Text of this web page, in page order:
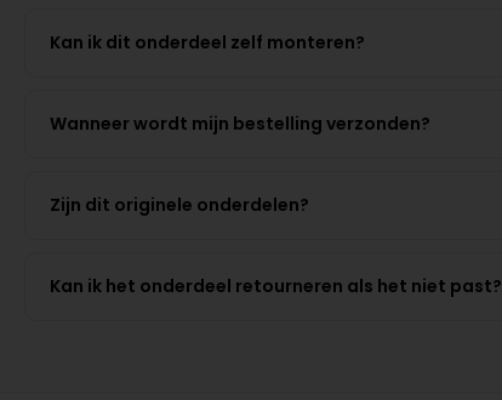
Kan ik dit onderdeel zelf monteren?
Wanneer wordt mijn bestelling verzonden?
Zijn dit originele onderdelen?
Kan ik het onderdeel retourneren als het niet past?